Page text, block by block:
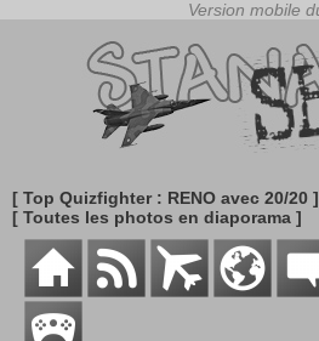
[ Top Quizfighter : RENO avec 20/20 ]
[ Toutes les photos en diaporama ]